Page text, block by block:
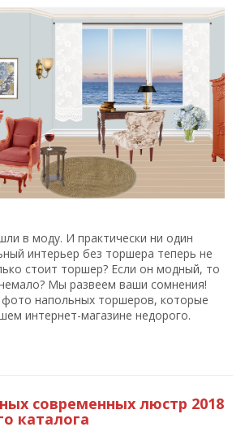
в моду. И практически ни один
интерьер без торшера теперь не
стоит торшер? Если он модный, то
Мы развеем ваши сомнения!
напольных торшеров, которые
интернет-магазине недорого.
современных люстр 2018
каталога